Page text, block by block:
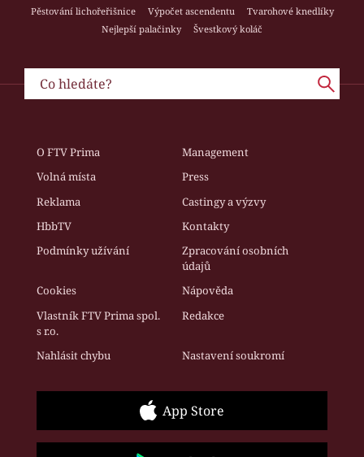
Pěstování lichořeřišnice
Výpočet ascendentu
Tvarohové knedlíky
Nejlepší palačinky
Švestkový koláč
O FTV Prima
Management
Volná místa
Press
Reklama
Castingy a výzvy
HbbTV
Kontakty
Podmínky užívání
Zpracování osobních
údajů
Cookies
Nápověda
Vlastník FTV Prima spol.
s r.o.
Redakce
Nahlásit chybu Nastavení soukromí
App Store